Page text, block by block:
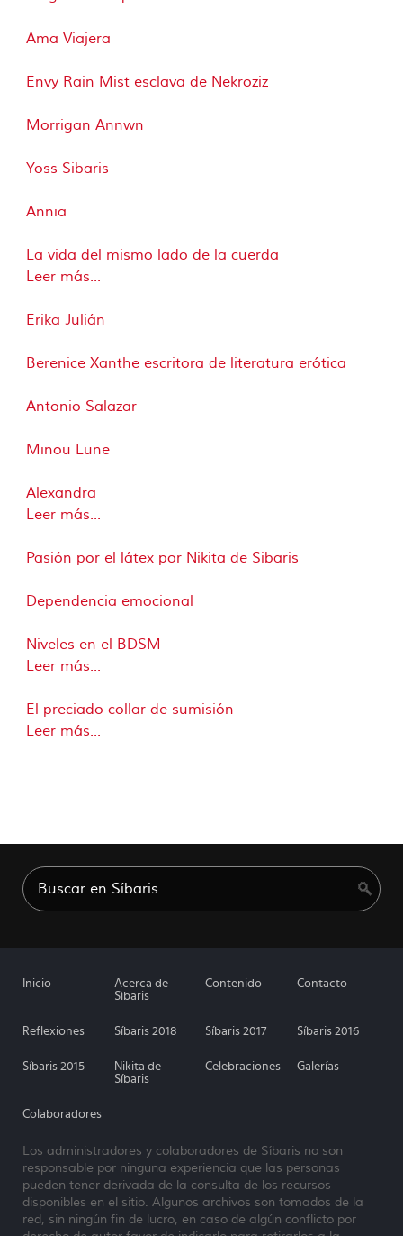
Ama Viajera
Envy Rain Mist esclava de Nekroziz
Morrigan Annwn
Yoss Sibaris
Annia
La vida del mismo lado de la cuerda
Leer más...
Erika Julián
Berenice Xanthe escritora de literatura erótica
Antonio Salazar
Minou Lune
Alexandra
Leer más...
Pasión por el látex por Nikita de Sibaris
Dependencia emocional
Niveles en el BDSM
Leer más...
El preciado collar de sumisión
Leer más...
Inicio
Acerca de
Sìbaris
Contenido Contacto
Reflexiones Síbaris 2018 Síbaris 2017 Síbaris 2016
Síbaris 2015
Nikita de
Síbaris
Celebraciones Galerías
Colaboradores
Los administradores y colaboradores de Síbaris no son
responsable por ninguna experiencia que las personas
pueden tener derivada de la consulta de los recursos
disponibles en el sitio. Algunos archivos son tomados de la
red, sin ningún fin de lucro, en caso de algún conflicto por